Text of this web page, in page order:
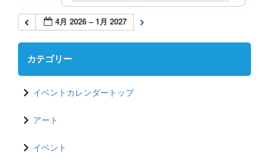
4月 2026 – 1月 2027
カテゴリー
イベントカレンダートップ
アート
イベント